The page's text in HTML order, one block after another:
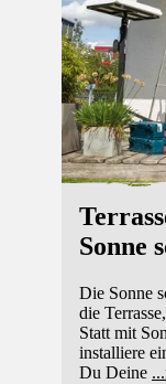
Sonne
Die Sonne
die
Statt mit
installiere
Du Deine ...